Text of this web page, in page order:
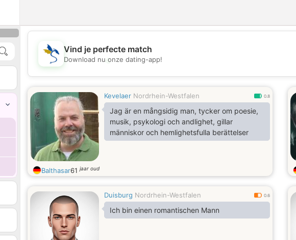
💖
💕
Vind je perfecte match
Download nu onze dating-app!
Kevelaer Nordrhein-Westfalen 0.8
Jag är en mångsidig man, tycker om poesie,
musik, psykologi och andlighet, gillar
människor och hemlighetsfulla berättelser
Balthasar61jaar oud
Duisburg Nordrhein-Westfalen 0.6
Ich bin einen romantischen Mann